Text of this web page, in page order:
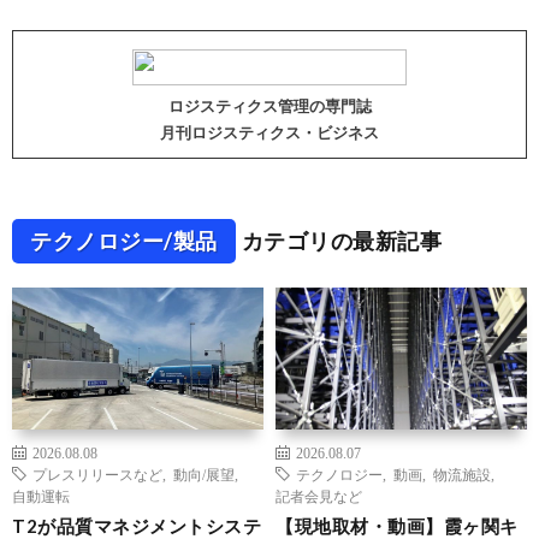
ロジスティクス管理の専門誌
月刊ロジスティクス・ビジネス
テクノロジー/製品 カテゴリの最新記事
2026.08.08
プレスリリースなど
動向/展望
自動運転
T2が品質マネジメントシステ
2026.08.07
テクノロジー
動画 物流施設
記者会見など
【現地取材・動画】霞ヶ関キ